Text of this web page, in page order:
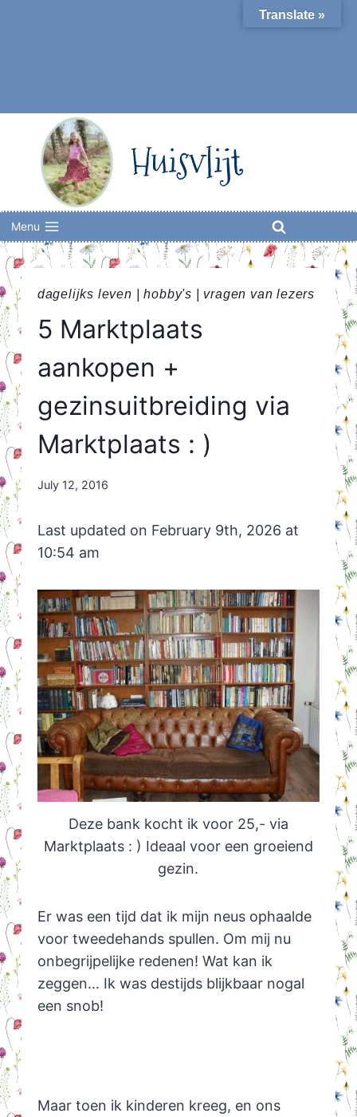
Huisvlijt
Menu
dagelijks leven |hobby's vragen van lezers
5 Marktplaats
aankopen +
gezinsuitbreiding via
Marktplaats : )
By
July 12, 2016
Last updated on February 9th, 2026 at
10:54 am
Deze bank kocht ik voor 25,- via
Marktplaats : ) Ideaal voor een groeiend
gezin.
Er was een tijd dat ik mijn neus ophaalde
voor tweedehands spullen. Om mij nu
onbegrijpelijke redenen! Wat kan ik
zeggen… Ik was destijds blijkbaar nogal
een snob!
Maar toen ik kinderen kreeg, en ons
Translate »